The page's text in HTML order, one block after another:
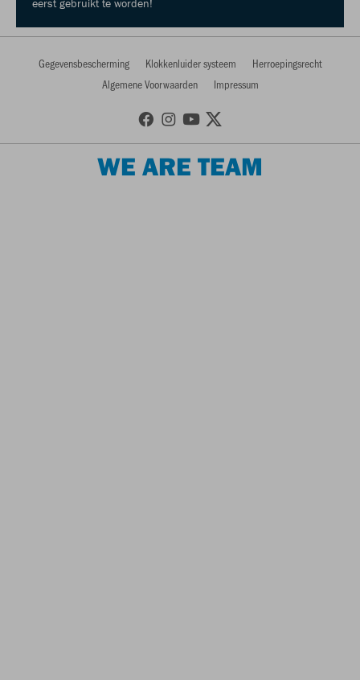
eerst gebruikt te worden!
Gegevensbescherming Klokkenluider systeem
Herroepingsrecht
Algemene Voorwaarden
Impressum
WE ARE TEAM